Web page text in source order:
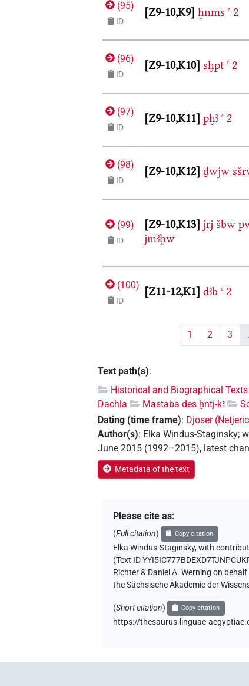
(95)
ID
Z9-10,K9 ḫnms ꜥ 2
(96)
ID
Z9-10,K10 sḫpt ꜥ 2
(97)
ID
Z9-10,K11 pḫꜣ ꜥ 2
(98)
ID
Z9-10,K12 ḏwjw
(99)
ID
Z9-10,K13 jrj šbw
jmꜣḫw
(100)
ID
Z11-12,K1 dꜣb ꜥ 2
1 2 3
Text path(s):
Historical and Biographical
Dachla
Mastaba des ḫntj-kꜣ
Dating (time frame): Djoser
Author(s): Elka Windus-Staginsky;
June 2015 (1992–2015), latest
Metadata of the text
Please cite as:
(Full citation) Copy citation
Elka Windus-Staginsky,with
(Text ID
Richter & Daniel A. Werning on
the Sächsische Akademie der
(Short citation) Copy citation
https://thesaurus-linguae-